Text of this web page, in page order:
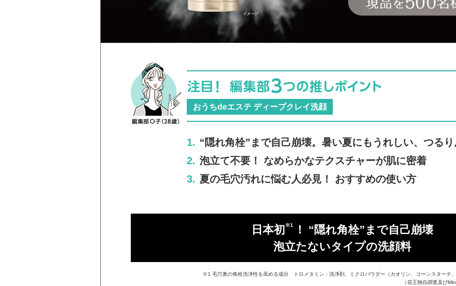
おうちdeエステ ディープクレイ洗顔
1. “隠れ角栓”まで自己崩壊。暑い夏にも うれしい、つる
2. 泡立て不要！ なめらかなテクスチャーが肌に密着
3. 夏の毛穴汚れに悩む人必見！ おすすめの使い方
日本初※1 ！ “隠れ角栓”まで自己崩壊
泡立たないタイプの洗顔料
※1 毛穴奥の角栓洗浄性を高める成分 トロメタミン：洗浄剤、ミクロパウダー（カオリン、コーンスターチ
（花王独自調査及び